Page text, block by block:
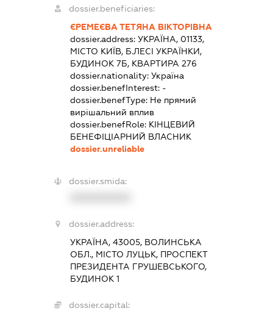
dossier.beneficiaries:
ЄРЕМЕЄВА ТЕТЯНА ВІКТОРІВНА
dossier.address: УКРАЇНА, 01133,
МІСТО КИЇВ, Б.ЛЕСІ УКРАЇНКИ,
БУДИНОК 7Б, КВАРТИРА 276
dossier.nationality: Україна
dossier.benefInterest: -
dossier.benefType: Не прямий
вирішальний вплив
dossier.benefRole: КІНЦЕВИЙ
БЕНЕФІЦІАРНИЙ ВЛАСНИК
dossier.unreliable
dossier.smida:
dossier.address:
УКРАЇНА, 43005, ВОЛИНСЬКА
ОБЛ., МІСТО ЛУЦЬК, ПРОСПЕКТ
ПРЕЗИДЕНТА ГРУШЕВСЬКОГО,
БУДИНОК 1
dossier.capital: